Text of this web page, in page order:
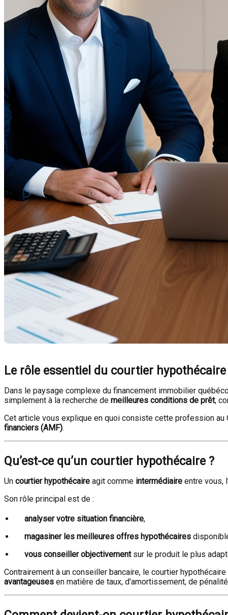
Le rôle essentiel du courtier
Dans le paysage complexe du financement immobilier
simplement à la recherche de meilleures conditions de prêt,
Cet article vous explique en quoi consiste cette profession au
financiers (AMF).
Qu’est-ce qu’un courtier hypothécaire ?
Un courtier hypothécaire agit comme intermédiaire entre vous,
Son rôle principal est de :
analyser votre situation financière,
magasiner les meilleures offres hypothécaires
vous conseiller objectivementsur le produit le plus
Contrairement à un conseiller bancaire, le courtier hypothécaire
avantageuses en matière de taux, d’amortissement, de